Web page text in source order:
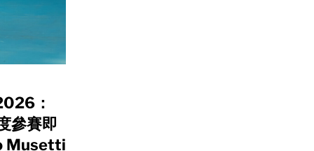
：
參賽即
Musetti